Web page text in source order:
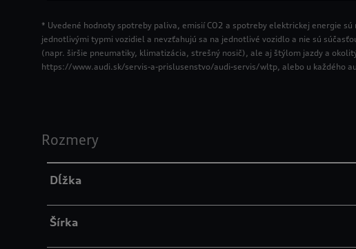
* Uvedené hodnoty spotreby paliva, emisií CO2 a spotreby elektrickej energie
jednotlivými typmi vozidiel a nevzťahujú sa na jednotlivé vozidlo a nie sú
(napr. širšie pneumatiky, klimatizácia, strešný nosič), ale aj štýlom jazdy a
https://www.audi.sk/servis-a-prislusenstvo/audi-servis/wltp, alebo u každého
Rozmery
Dĺžka
Šírka